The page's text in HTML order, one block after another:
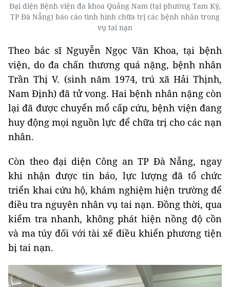
Đại diện Bệnh viện đa khoa Quảng Nam (tại phường Tam Kỳ,
TP Đà Nẵng) báo cáo tình hình chữa trị các bệnh nhân trong
vụ tai nạn
Theo bác sĩ Nguyễn Ngọc Văn Khoa, tại bệnh
viện, do đa chấn thương quá nặng, bệnh nhân
Trần Thị V. (sinh năm 1974, trú xã Hải Thịnh,
Nam Định) đã tử vong. Hai bệnh nhân nặng còn
lại đã được chuyển mổ cấp cứu, bệnh viện đang
huy động mọi nguồn lực để chữa trị cho các nạn
nhân.
Còn theo đại diện Công an TP Đà Nẵng, ngay
khi nhận được tin báo, lực lượng đã tổ chức
triển khai cứu hộ, khám nghiệm hiện trường để
điều tra nguyên nhân vụ tai nạn. Đồng thời, qua
kiểm tra nhanh, không phát hiện nồng độ cồn
và ma túy đối với tài xế điều khiển phương tiện
bị tai nạn.